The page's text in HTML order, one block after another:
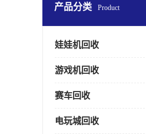
产品分类 Product
娃娃机回收
游戏机回收
赛车回收
电玩城回收